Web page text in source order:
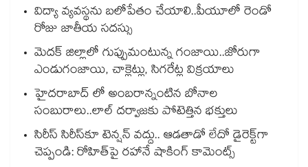
విద్యా వ్యవస్థను బలోపేతం చేయాలి..పీయూలో రెండో
రోజు జాతీయ సదస్సు
మెదక్ జిల్లాలో గుప్పుమంటున్న గంజాయి..జోరుగా
ఎండుగంజాయి, చాక్లెట్లు, సిగరేట్ల విక్రయాలు
హైదరాబాద్ లో అంబరాన్నంటిన బోనాల
సంబురాలు..లాల్ దర్వాజకు పోటెత్తిన భక్తులు
సిరీస్ సిరీస్‌కూ టెన్షన్ వద్దు.. ఆడతాడో లేదో డైరెక్ట్‌గా
చెప్పండి: రోహిత్‌పై రహానే షాకింగ్ కామెంట్స్